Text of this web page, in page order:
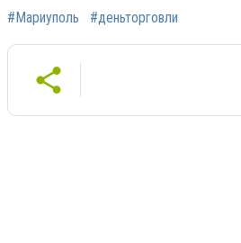
#Мариуполь #деньторговли